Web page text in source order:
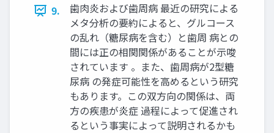
9.
歯肉炎および歯周病 最近の研究による
メタ分析の要約によると、グルコース
の乱れ（糖尿病を含む）と歯周 病との
間には正の相関関係があることが示唆
されています 。また、歯周病が2型糖
尿病 の発症可能性を高めるという研究
もあります。この双方向の関係は、両
方の疾患が炎症 過程によって促進され
るという事実によって説明されるかも